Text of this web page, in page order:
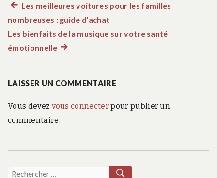
Navigation
de
Article
précédent :
Les meilleures voitures pour les familles
nombreuses : guide d’achat
Les bienfaits de la musique sur votre santé
émotionnelleArticle
LAISSER UN COMMENTAIRE
Vous devez vous connecterpour publier un
commentaire.
Recherche
RECHERCHER